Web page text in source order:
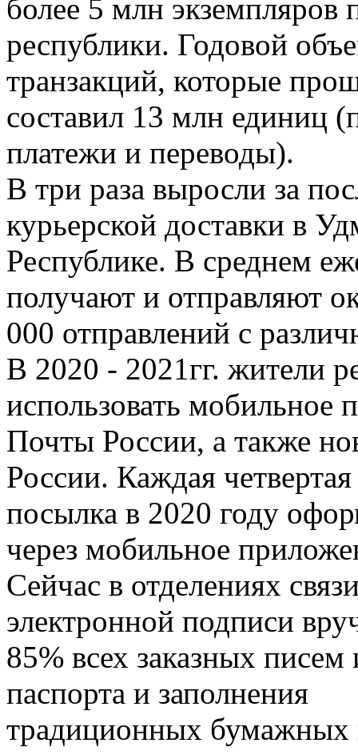
более 5 млн экземпляров
республики. Годовой
транзакций, которые
составил 13 млн единиц
платежи и переводы).
В три раза выросли за
курьерской доставки в
Республике. В среднем
получают и отправляют
000 отправлений с
В 2020 - 2021гг. жители
использовать мобильное
Почты России, а также
России. Каждая четвертая
посылка в 2020 году
через мобильное
Сейчас в отделениях
электронной подписи
85% всех заказных
паспорта и заполнения
традиционных бумажных